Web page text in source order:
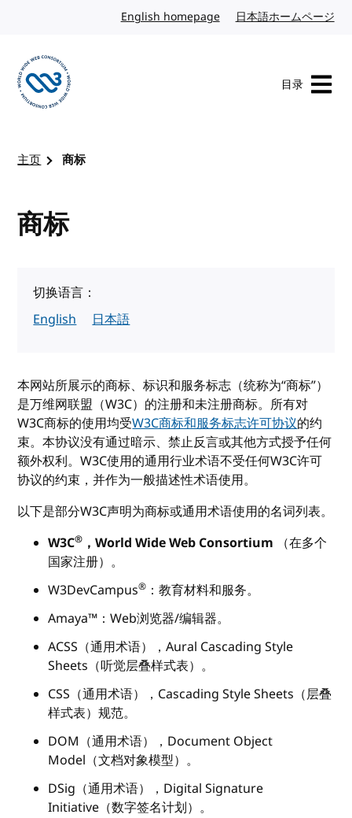
English homepage英文日本語ホームページ
目录
主页 商标
商标
切换语言：
English
日本語
本网站所展示的商标、标识和服务标志（统称为“商标”）
是万维网联盟（W3C）的注册和未注册商标。所有对
W3C商标的使用均受W3C商标和服务标志许可协议的约
束。本协议没有通过暗示、禁止反言或其他方式授予任何
额外权利。W3C使用的通用行业术语不受任何W3C许可
协议的约束，并作为一般描述性术语使用。
以下是部分W3C声明为商标或通用术语使用的名词列表。
W3C®，World Wide Web Consortium （在多个
国家注册）。
W3DevCampus®：教育材料和服务。
Amaya™：Web浏览器/编辑器。
ACSS（通用术语），Aural Cascading Style
Sheets（听觉层叠样式表）。
CSS（通用术语），Cascading Style Sheets（层叠
样式表）规范。
DOM（通用术语），Document Object
Model（文档对象模型）。
DSig（通用术语），Digital Signature
Initiative（数字签名计划）。